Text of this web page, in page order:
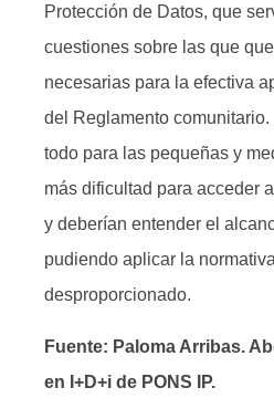
Protección de Datos, que
cuestiones sobre las que
necesarias para la efectiva
del Reglamento
todo para las pequeñas y
más dificultad para acceder
y deberían entender el
pudiendo aplicar la
desproporcionado.
Fuente: Paloma Arribas.
en I+D+i de PONS IP.